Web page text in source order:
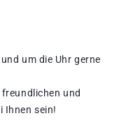
um die Uhr gerne
und
Ihnen sein!